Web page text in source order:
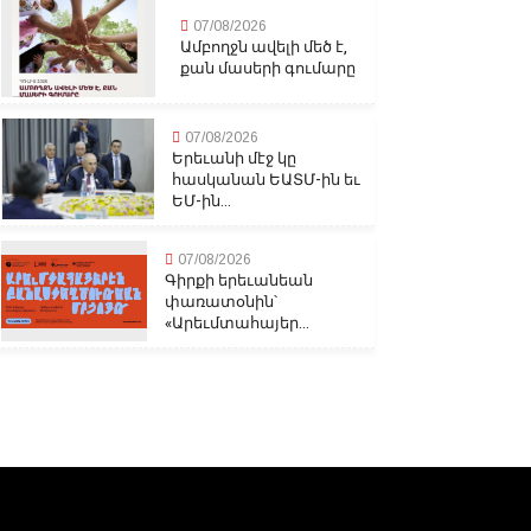
07/08/2026
Ամբողջն ավելի մեծ է,
քան մասերի գումարը
07/08/2026
Երեւանի մէջ կը
հասկանան ԵԱՏՄ-ին եւ
ԵՄ-ին...
07/08/2026
Գիրքի երեւանեան
փառատօնին՝
«Արեւմտահայեր...